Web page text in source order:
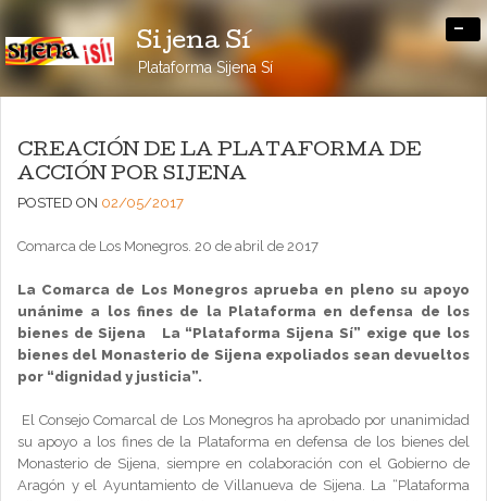
Sijena Sí
Plataforma Sijena Sí
-
CREACIÓN DE LA PLATAFORMA DE
ACCIÓN POR SIJENA
POSTED ON 02/05/2017
Comarca de Los Monegros. 20 de abril de 2017
La Comarca de Los Monegros aprueba en pleno su apoyo
unánime a los fines de la Plataforma en defensa de los
bienes de Sijena
La “Plataforma Sijena Sí” exige que los
bienes del Monasterio de Sijena expoliados sean devueltos
por “dignidad y justicia”.
El Consejo Comarcal de Los Monegros ha aprobado por unanimidad
su apoyo a los fines de la Plataforma en defensa de los bienes del
Monasterio de Sijena, siempre en colaboración con el Gobierno de
Aragón y el Ayuntamiento de Villanueva de Sijena. La “Plataforma